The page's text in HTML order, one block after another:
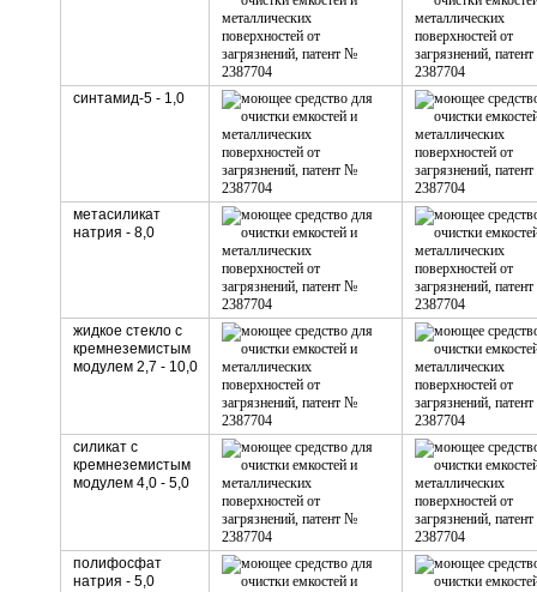
синтамид-5 - 1,0
метасиликат
натрия - 8,0
жидкое стекло с
кремнеземистым
модулем 2,7 - 10,0
силикат с
кремнеземистым
модулем 4,0 - 5,0
полифосфат
натрия - 5,0